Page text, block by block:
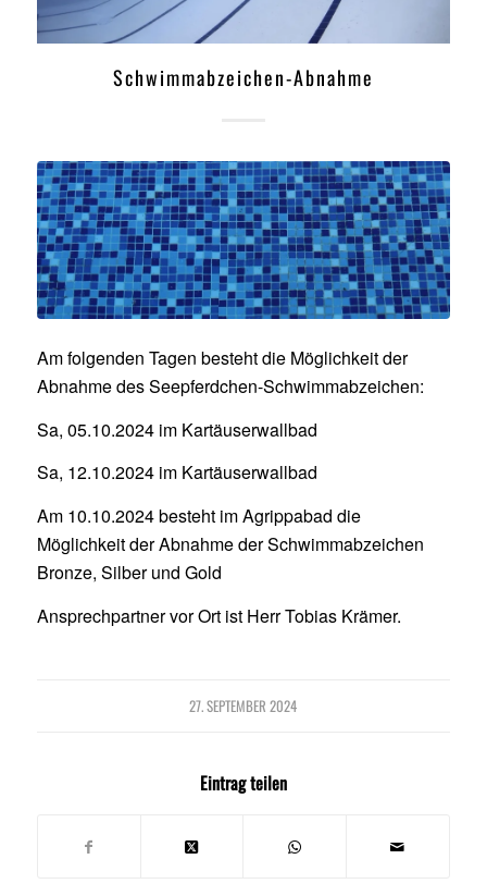
Schwimmabzeichen-Abnahme
Am folgenden Tagen besteht die Möglichkeit der
Abnahme des Seepferdchen-Schwimmabzeichen:
Sa, 05.10.2024 im Kartäuserwallbad
Sa, 12.10.2024 im Kartäuserwallbad
Am 10.10.2024 besteht im Agrippabad die
Möglichkeit der Abnahme der Schwimmabzeichen
Bronze, Silber und Gold
Ansprechpartner vor Ort ist Herr Tobias Krämer.
27. SEPTEMBER 2024
Eintrag teilen